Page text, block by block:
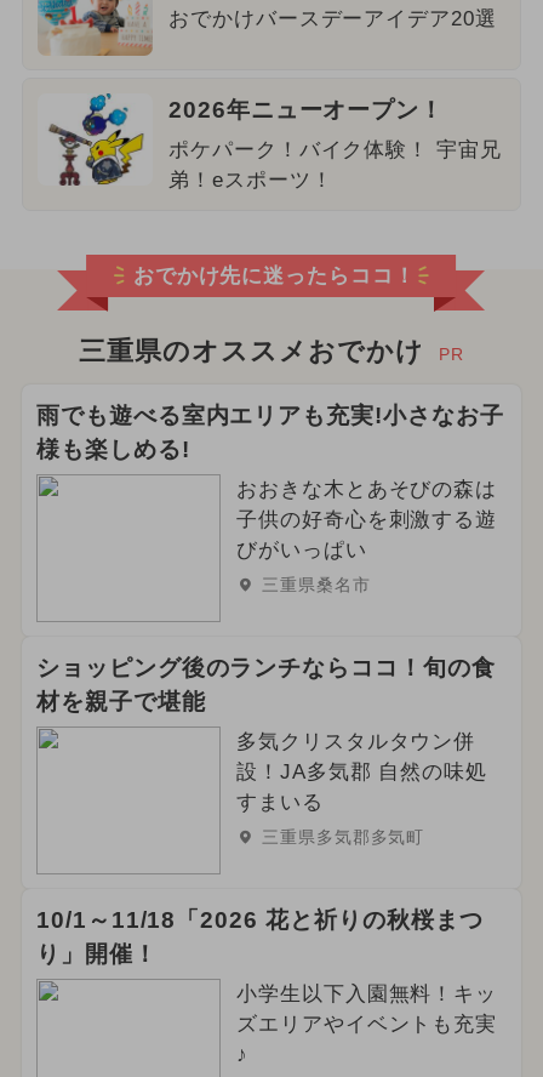
おでかけバースデーアイデア20選
2026年ニューオープン！
ポケパーク！バイク体験！ 宇宙兄
弟！eスポーツ！
おでかけ先に迷ったらココ！
三重県のオススメおでかけ PR
雨でも遊べる室内エリアも充実!小さなお子
様も楽しめる!
おおきな木とあそびの森は
子供の好奇心を刺激する遊
びがいっぱい
三重県桑名市
ショッピング後のランチならココ！旬の食
材を親子で堪能
多気クリスタルタウン併
設！JA多気郡 自然の味処
すまいる
三重県多気郡多気町
10/1～11/18「2026 花と祈りの秋桜まつ
り」開催！
小学生以下入園無料！キッ
ズエリアやイベントも充実
♪